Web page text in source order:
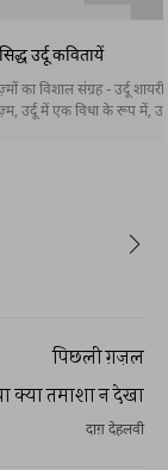
उर्दू कवितायें
का विशाल संग्रह - उर्दू
उर्दू में एक विधा के रूप में,
पिछली ग़ज़ल
क्या तमाशा न देखा
दाग़ देहलवी